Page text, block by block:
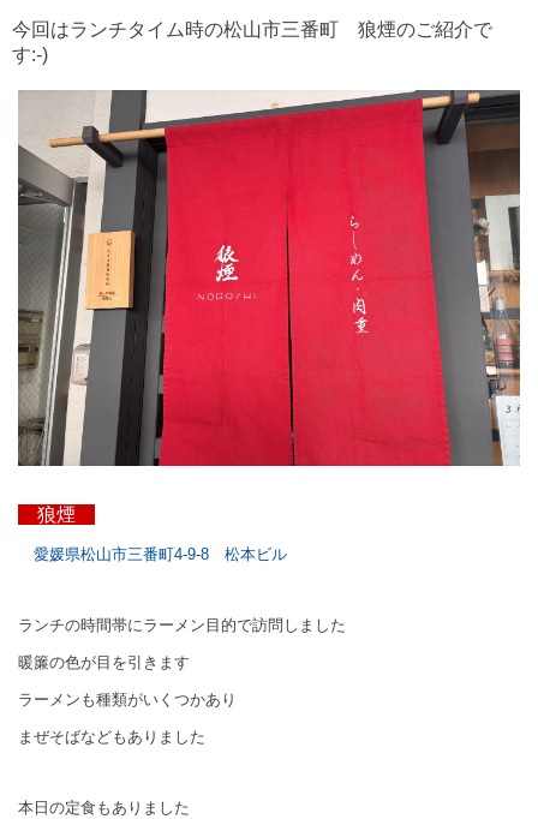
今回はランチタイム時の松山市三番町 狼煙のご紹介で
す:-)
狼煙
愛媛県松山市三番町4-9-8 松本ビル
ランチの時間帯にラーメン目的で訪問しました
暖簾の色が目を引きます
ラーメンも種類がいくつかあり
まぜそばなどもありました
本日の定食もありました